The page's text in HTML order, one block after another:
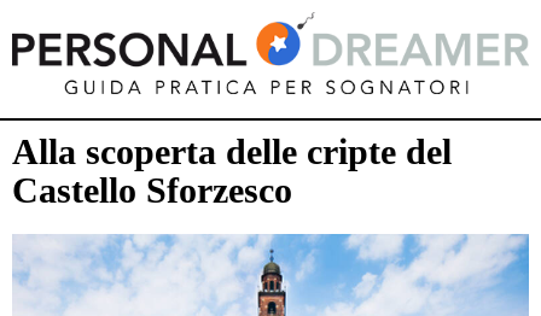
Alla scoperta delle cripte del
Castello Sforzesco